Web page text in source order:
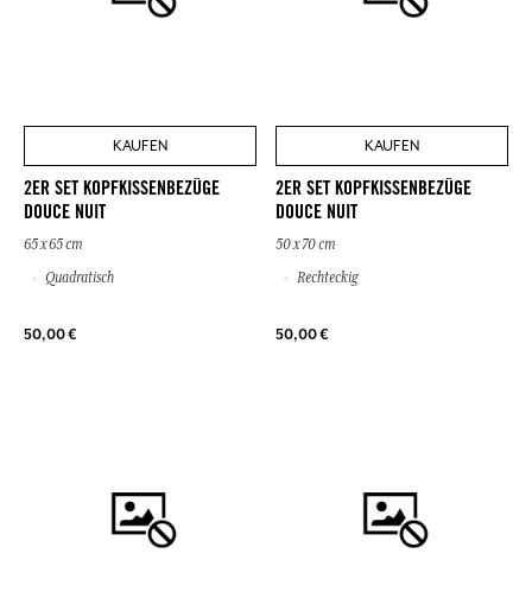
KAUFEN
2ER SET KOPFKISSENBEZÜGE
DOUCE NUIT
65 x 65 cm
Quadratisch
50,00 €
KAUFEN
2ER SET KOPFKISSENBEZÜGE
DOUCE NUIT
50 x 70 cm
Rechteckig
50,00 €